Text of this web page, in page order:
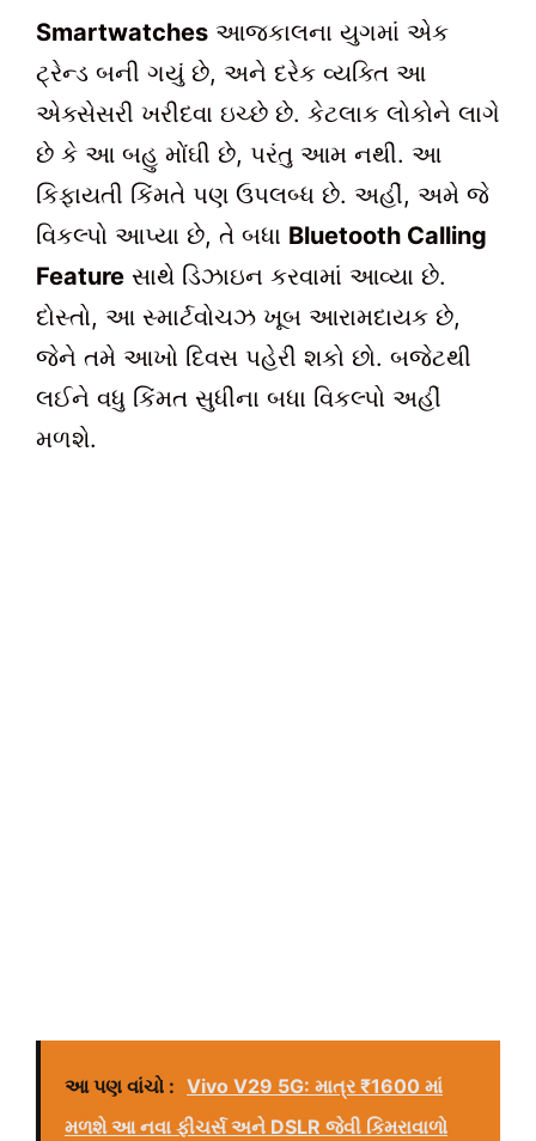
Smartwatches આજકાલના યુગમાં એક
ટ્રેન્ડ બની ગયું છે, અને દરેક વ્યક્તિ આ
એક્સેસરી ખરીદવા ઇચ્છે છે. કેટલાક લોકોને લાગે
છે કે આ બહુ મોંઘી છે, પરંતુ આમ નથી. આ
કિફાયતી કિંમતે પણ ઉપલબ્ધ છે. અહીં, અમે જે
વિકલ્પો આપ્યા છે, તે બધા Bluetooth Calling
Feature સાથે ડિઝાઇન કરવામાં આવ્યા છે.
દોસ્તો, આ સ્માર્ટવોચઝ ખૂબ આરામદાયક છે,
જેને તમે આખો દિવસ પહેરી શકો છો. બજેટથી
લઈને વધુ કિંમત સુધીના બધા વિકલ્પો અહીં
મળશે.
આ પણ વાંચો : Vivo V29 5G: માત્ર ₹1600 માં
મળશે આ નવા ફીચર્સ અને DSLR જેવી કિમરાવાળો